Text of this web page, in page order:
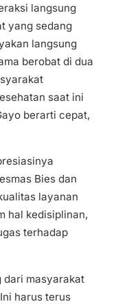
langsung
yang sedang
langsung
berobat di dua
saat ini
berarti cepat,
Bies dan
layanan
hal kedisiplinan,
terhadap
dari masyarakat
harus terus